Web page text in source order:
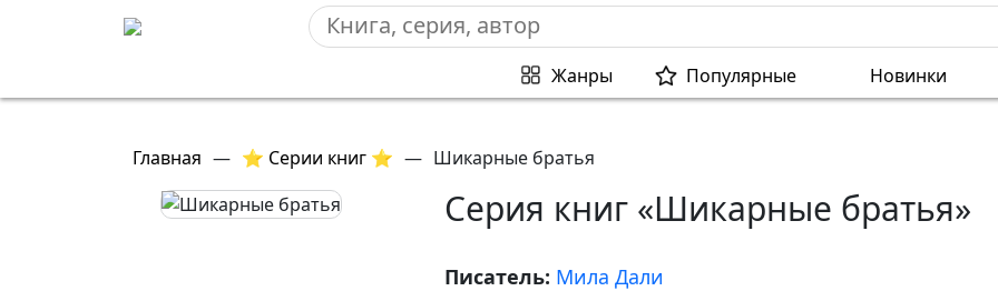
Жанры Популярные Новинки
Главная — ⭐ Серии книг ⭐ — Шикарные братья
Серия книг «Шикарные братья»
Писатель: Мила Дали